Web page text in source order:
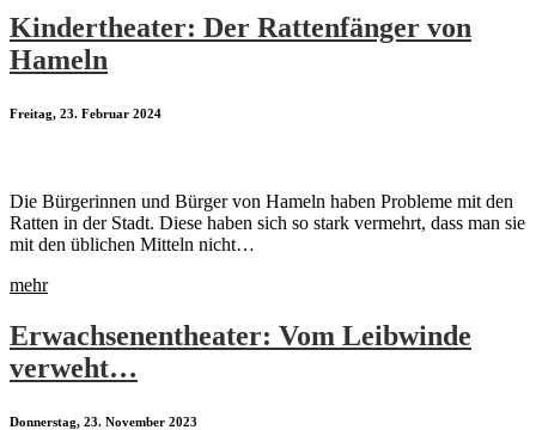
Kindertheater: Der Rattenfänger von
Hameln
Freitag, 23. Februar 2024
Die Bürgerinnen und Bürger von Hameln haben Probleme mit den
Ratten in der Stadt. Diese haben sich so stark vermehrt, dass man sie
mit den üblichen Mitteln nicht…
mehr
Erwachsenentheater: Vom Leibwinde
verweht…
Donnerstag, 23. November 2023